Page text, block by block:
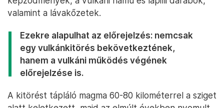
valamint a lávakőzetek.
Ezekre alapulhat az előrejelzés: nemcsak
egy vulkánkitörés bekövetkeztének,
hanem a vulkáni működés végének
előrejelzése is.
A kitörést tápláló magma 60-80 kilométerrel a sziget